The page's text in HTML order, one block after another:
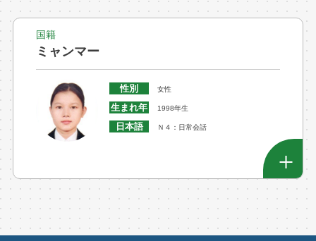
国籍
ミャンマー
性別 女性
生まれ年 1998年生
日本語 Ｎ４：日常会話